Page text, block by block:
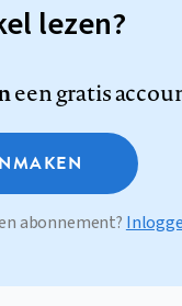
lezen?
een gratis
abonnement?